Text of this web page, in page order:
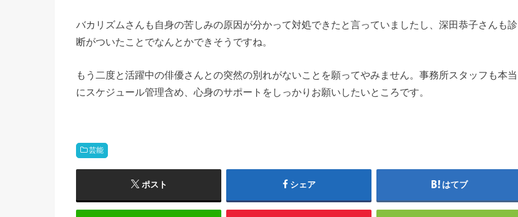
バカリズムさんも自身の苦しみの原因が分かって対処できたと言っていましたし、深田恭子さんも診
断がついたことでなんとかできそうですね。
もう二度と活躍中の俳優さんとの突然の別れがないことを願ってやみません。事務所スタッフも本当
にスケジュール管理含め、心身のサポートをしっかりお願いしたいところです。
芸能
ポスト シェア はてブ